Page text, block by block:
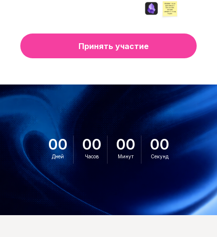
Принять участие
00
Дней
00
Часов
00
Минут
00
Секунд